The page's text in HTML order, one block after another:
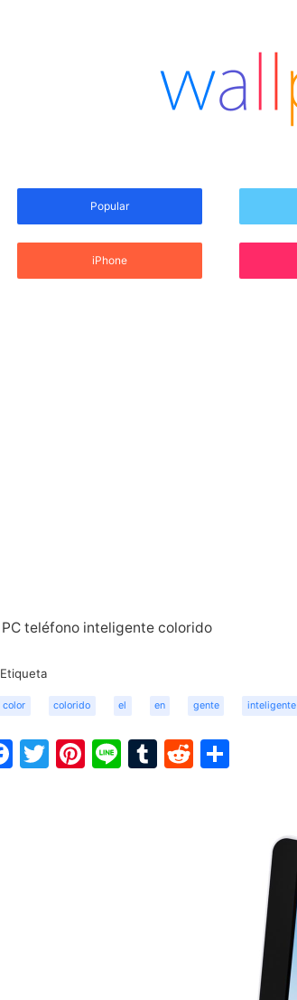
Popular
iPhone
PC teléfono inteligente colorido
Etiqueta
color colorido el en gente inteligente
Facebook
Twitter
Pinterest
LineTumblr
Reddit